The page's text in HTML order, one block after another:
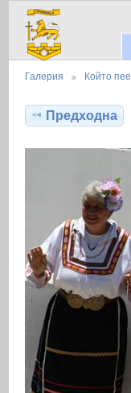
Галерия Който
Предходна